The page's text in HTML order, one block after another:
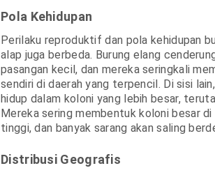
Pola Kehidupan
Perilaku reproduktif dan pola kehidupan
alap juga berbeda. Burung elang
pasangan kecil, dan mereka seringkali
sendiri di daerah yang terpencil. Di sisi
hidup dalam koloni yang lebih besar,
Mereka sering membentuk koloni besar
tinggi, dan banyak sarang akan saling
Distribusi Geografis